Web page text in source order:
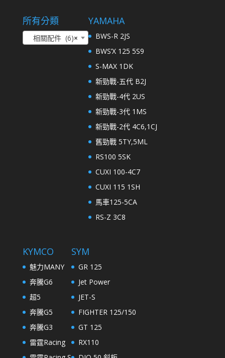
所有分類
×
相關配件 (6)
YAMAHA
BWS-R 2JS
BWS’X 125 5S9
S-MAX 1DK
新勁戰-五代 B2J
新勁戰-4代 2US
新勁戰-3代 1MS
新勁戰-2代 4C6,1CJ
舊勁戰 5TY,5ML
RS100 5SK
CUXI 100-4C7
CUXI 115 1SH
馬車125-5CA
RS-Z 3C8
KYMCO
魅力MANY
奔騰G6
超5
奔騰G5
奔騰G3
雷霆Racing
SYM
GR 125
Jet Power
JET-S
FIGHTER 125/150
GT 125
RX110